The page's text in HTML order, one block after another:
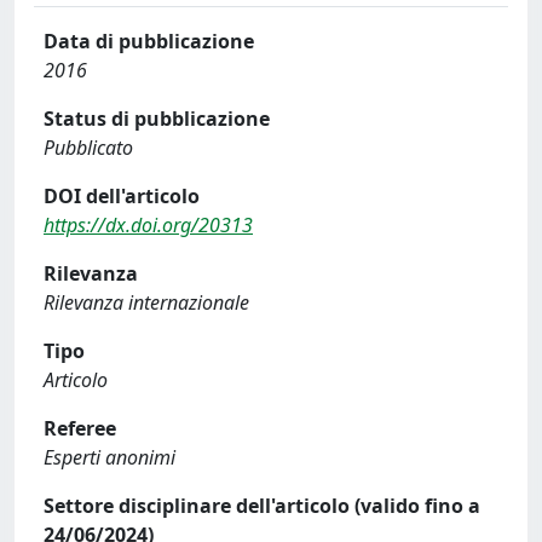
Data di pubblicazione
2016
Status di pubblicazione
Pubblicato
DOI dell'articolo
https://dx.doi.org/20313
Rilevanza
Rilevanza internazionale
Tipo
Articolo
Referee
Esperti anonimi
Settore disciplinare dell'articolo (valido fino a
24/06/2024)